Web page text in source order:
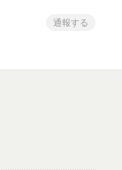
通報する